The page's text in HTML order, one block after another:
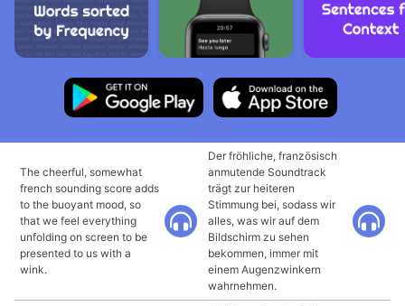
The cheerful, somewhat
french sounding score adds
to the buoyant mood, so
that we feel everything
unfolding on screen to be
presented to us with a
wink.
Der fröhliche, französisch
anmutende Soundtrack
trägt zur heiteren
Stimmung bei, sodass wir
alles, was wir auf dem
Bildschirm zu sehen
bekommen, immer mit
einem Augenzwinkern
wahrnehmen.